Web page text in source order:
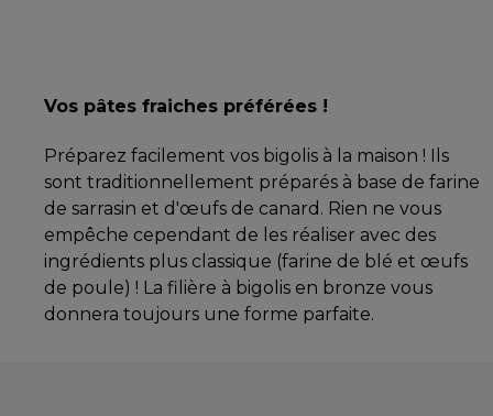
Vos pâtes fraiches préférées !
Préparez facilement vos bigolis à la maison ! Ils
sont traditionnellement préparés à base de farine
de sarrasin et d'œufs de canard. Rien ne vous
empêche cependant de les réaliser avec des
ingrédients plus classique (farine de blé et œufs
de poule) ! La filière à bigolis en bronze vous
donnera toujours une forme parfaite.